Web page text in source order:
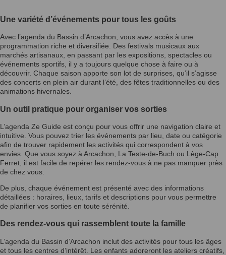
Une variété d’événements pour tous les goûts
Avec l’agenda du Bassin d’Arcachon, vous avez accès à une
programmation riche et diversifiée. Des festivals musicaux aux
marchés artisanaux, en passant par les expositions, spectacles ou
événements sportifs, il y a toujours quelque chose à faire ou à
découvrir. Chaque saison apporte son lot de surprises, qu’il s’agisse
des concerts en plein air durant l’été, des fêtes traditionnelles ou des
animations hivernales.
Un outil pratique pour organiser vos sorties
L’agenda Ze Guide est conçu pour vous offrir une navigation claire et
intuitive. Vous pouvez trier les événements par lieu, date ou catégorie
afin de trouver rapidement les activités qui correspondent à vos
envies. Que vous soyez à Arcachon, La Teste-de-Buch ou Lège-Cap
Ferret, il est facile de repérer les rendez-vous à ne pas manquer près
de chez vous.
De plus, chaque événement est présenté avec des informations
détaillées : horaires, lieux, tarifs et descriptions pour vous permettre
de planifier vos sorties en toute sérénité.
Des rendez-vous qui rassemblent toute la famille
L’agenda du Bassin d’Arcachon inclut des activités pour tous les âges
et tous les centres d’intérêt. Les enfants adoreront les ateliers créatifs,